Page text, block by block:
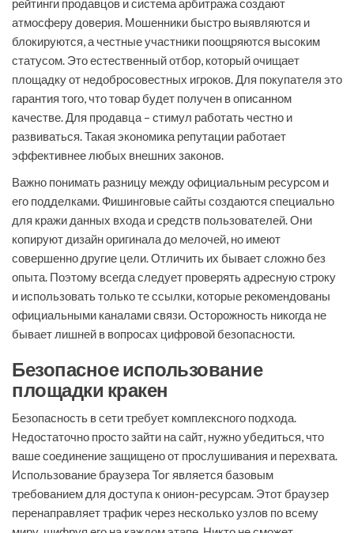
рейтинги продавцов и система арбитража создают
атмосферу доверия. Мошенники быстро выявляются и
блокируются, а честные участники поощряются высоким
статусом. Это естественный отбор, который очищает
площадку от недобросовестных игроков. Для покупателя это
гарантия того, что товар будет получен в описанном
качестве. Для продавца – стимул работать честно и
развиваться. Такая экономика репутации работает
эффективнее любых внешних законов.
Важно понимать разницу между официальным ресурсом и
его подделками. Фишинговые сайты создаются специально
для кражи данных входа и средств пользователей. Они
копируют дизайн оригинала до мелочей, но имеют
совершенно другие цели. Отличить их бывает сложно без
опыта. Поэтому всегда следует проверять адресную строку
и использовать только те ссылки, которые рекомендованы
официальными каналами связи. Осторожность никогда не
бывает лишней в вопросах цифровой безопасности.
Безопасное использование
площадки кракен
Безопасность в сети требует комплексного подхода.
Недостаточно просто зайти на сайт, нужно убедиться, что
ваше соединение защищено от прослушивания и перехвата.
Использование браузера Tor является базовым
требованием для доступа к онион-ресурсам. Этот браузер
перенаправляет трафик через несколько узлов по всему